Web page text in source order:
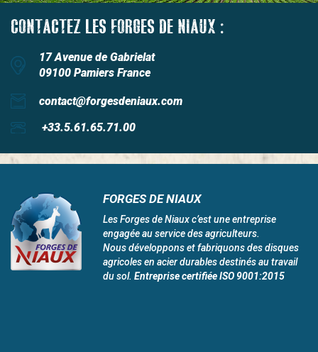
CONTACTEZ LES FORGES DE NIAUX :
17 Avenue de Gabrielat
09100 Pamiers France
contact@forgesdeniaux.com
+33.5.61.65.71.00
FORGES DE NIAUX
Les Forges de Niaux c’est une entreprise
engagée au service des agriculteurs.
Nous développons et fabriquons des disques
agricoles en acier durables destinés au travail
du sol. Entreprise certifiée ISO 9001:2015